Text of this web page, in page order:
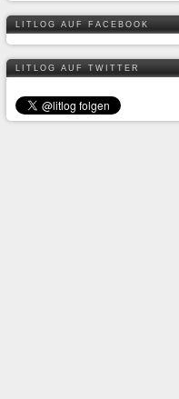
LITLOG AUF FACEBOOK
LITLOG AUF TWITTER